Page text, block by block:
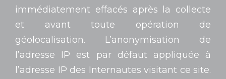
immédiatement effacés après la collecte
et avant toute opération de
géolocalisation. L’anonymisation de
l’adresse IP est par défaut appliquée à
l’adresse IP des Internautes visitant ce site.